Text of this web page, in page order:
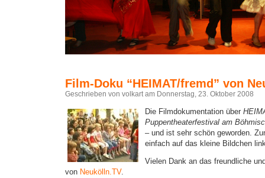
Film-Doku “HEIMAT/fremd” von
Geschrieben von volkart am Donnerstag, 23. Oktober 2008
Die Filmdokumentation über
Puppentheaterfestival am
– und ist sehr schön geworden.
einfach auf das kleine Bildchen
Vielen Dank an das freundliche
von Neukölln.TV.